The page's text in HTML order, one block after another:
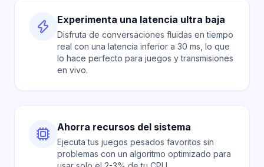
Experimenta una latencia ultra baja
Disfruta de conversaciones fluidas en tiempo
real con una latencia inferior a 30 ms, lo que
lo hace perfecto para juegos y transmisiones
en vivo.
Ahorra recursos del sistema
Ejecuta tus juegos pesados favoritos sin
problemas con un algoritmo optimizado para